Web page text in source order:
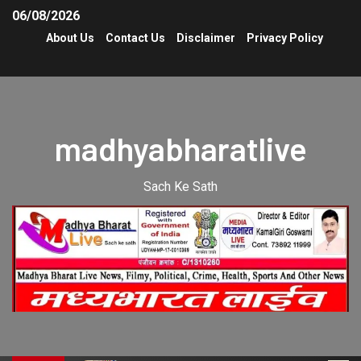
06/08/2026
About Us Contact Us Disclaimer Privacy Policy
madhyabharatlive
Sach Ke Sath